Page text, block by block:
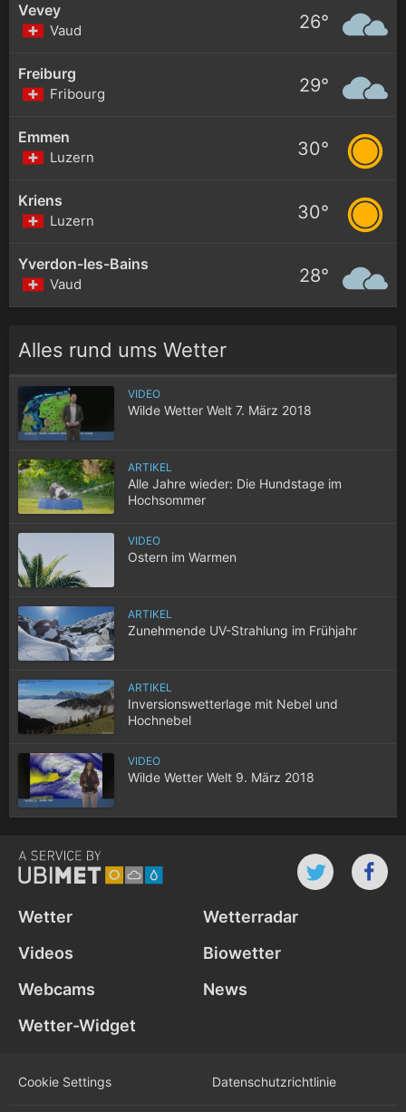
Vevey
Vaud 26°
Freiburg
Fribourg 29°
Emmen
Luzern 30°
Kriens
Luzern 30°
Yverdon-les-Bains
Vaud 28°
Alles rund ums Wetter
VIDEO
Wilde Wetter Welt 7. März 2018
ARTIKEL
Alle Jahre wieder: Die Hundstage im
Hochsommer
VIDEO
Ostern im Warmen
ARTIKEL
Zunehmende UV-Strahlung im Frühjahr
ARTIKEL
Inversionswetterlage mit Nebel und
Hochnebel
VIDEO
Wilde Wetter Welt 9. März 2018
Wetter
Wetterradar
Videos
Biowetter
Webcams
News
Wetter-Widget
Cookie Settings Datenschutz­richtlinie